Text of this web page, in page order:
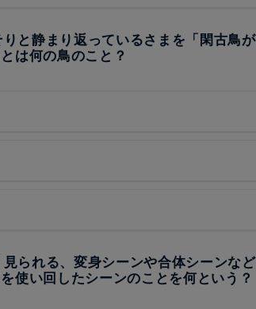
と静まり返っているさまを「閑古鳥
は何の鳥のこと？
られる、変身シーンや合体シーンな
使い回したシーンのことを何という？